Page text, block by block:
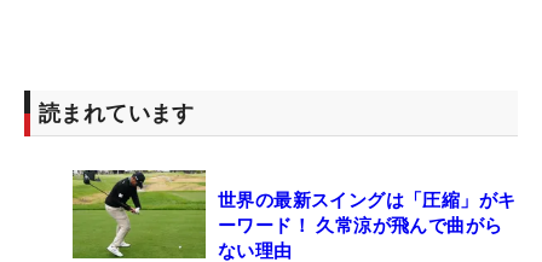
読まれています
世界の最新スイングは「圧縮」がキ
ーワード！ 久常涼が飛んで曲がら
ない理由